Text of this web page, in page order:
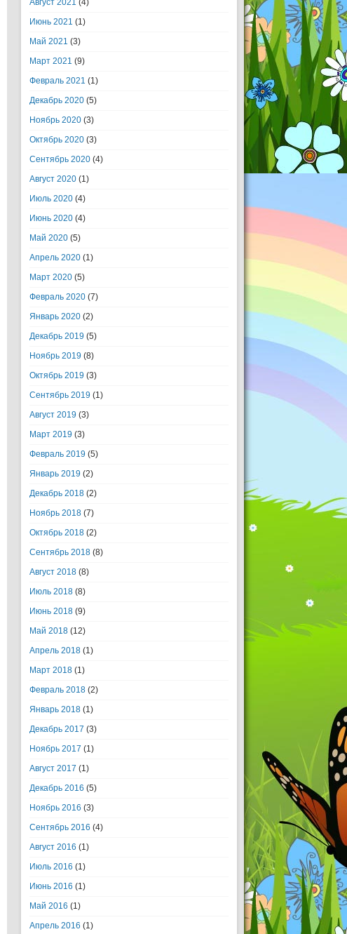
Август 2021 (4)
Июнь 2021 (1)
Май 2021 (3)
Март 2021 (9)
Февраль 2021 (1)
Декабрь 2020 (5)
Ноябрь 2020 (3)
Октябрь 2020 (3)
Сентябрь 2020 (4)
Август 2020 (1)
Июль 2020 (4)
Июнь 2020 (4)
Май 2020 (5)
Апрель 2020 (1)
Март 2020 (5)
Февраль 2020 (7)
Январь 2020 (2)
Декабрь 2019 (5)
Ноябрь 2019 (8)
Октябрь 2019 (3)
Сентябрь 2019 (1)
Август 2019 (3)
Март 2019 (3)
Февраль 2019 (5)
Январь 2019 (2)
Декабрь 2018 (2)
Ноябрь 2018 (7)
Октябрь 2018 (2)
Сентябрь 2018 (8)
Август 2018 (8)
Июль 2018 (8)
Июнь 2018 (9)
Май 2018 (12)
Апрель 2018 (1)
Март 2018 (1)
Февраль 2018 (2)
Январь 2018 (1)
Декабрь 2017 (3)
Ноябрь 2017 (1)
Август 2017 (1)
Декабрь 2016 (5)
Ноябрь 2016 (3)
Сентябрь 2016 (4)
Август 2016 (1)
Июль 2016 (1)
Июнь 2016 (1)
Май 2016 (1)
Апрель 2016 (1)